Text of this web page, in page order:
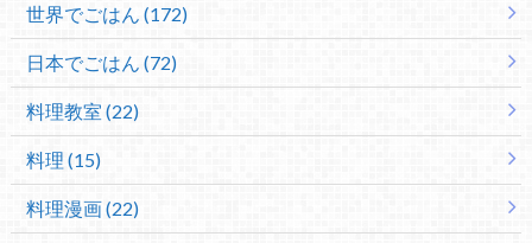
世界でごはん (172)
日本でごはん (72)
料理教室 (22)
料理 (15)
料理漫画 (22)